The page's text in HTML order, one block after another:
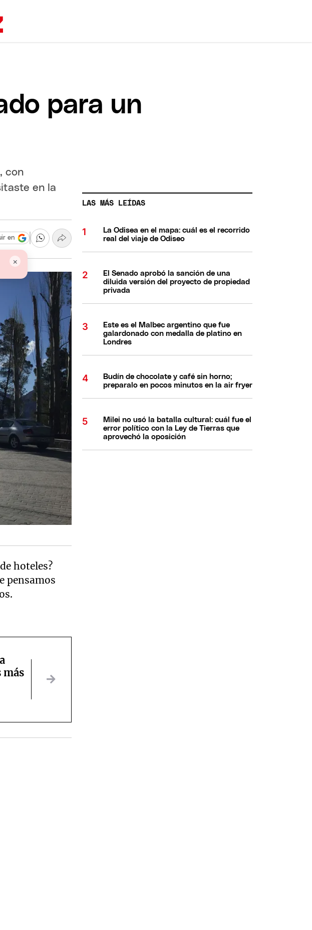
para un
con
en la
×
en
hoteles?
pensamos
más
LAS MÁS LEÍDAS
La Odisea en el mapa: cuál es el recorrido
real del viaje de Odiseo
El Senado aprobó la sanción de una
diluida versión del proyecto de propiedad
privada
Este es el Malbec argentino que fue
galardonado con medalla de platino en
Londres
Budín de chocolate y café sin horno;
preparalo en pocos minutos en la air fryer
Milei no usó la batalla cultural: cuál fue el
error político con la Ley de Tierras que
aprovechó la oposición